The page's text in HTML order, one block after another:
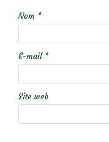
Nom *
E-mail *
Site web